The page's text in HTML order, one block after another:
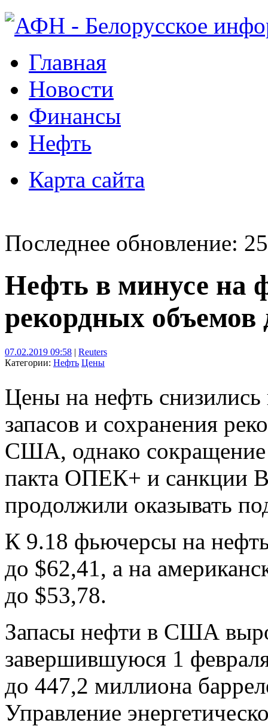
Главная
Новости
Финансы
Нефть
Карта сайта
Последнее обновление:
Нефть в минусе на
рекордных
07.02.2019 09:58 | Reuters
Категории: Нефть Цены
Цены на нефть снизились
запасов и сохранения
США, однако сокращение
пакта ОПЕК+ и санкции
продолжили оказывать
К 9.18 фьючерсы на
до $62,41, а на
до $53,78.
Запасы нефти в США
завершившуюся 1
до 447,2 миллиона
Управление